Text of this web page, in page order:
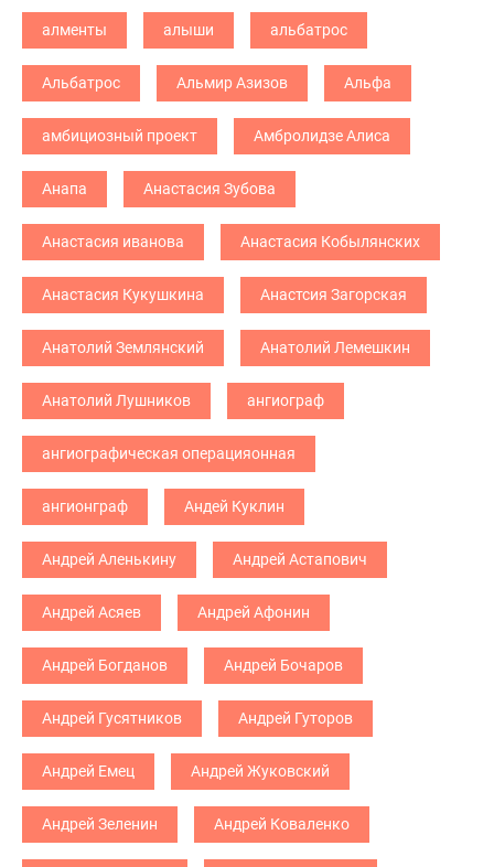
алменты алыши альбатрос
Альбатрос Альмир Азизов Альфа
амбициозный проект Амбролидзе Алиса
Анапа Анастасия Зубова
Анастасия иванова Анастасия Кобылянских
Анастасия Кукушкина Анастсия Загорская
Анатолий Землянский Анатолий Лемешкин
Анатолий Лушников ангиограф
ангиографическая операцияонная
ангионграф Андей Куклин
Андрей Аленькину Андрей Астапович
Андрей Асяев Андрей Афонин
Андрей Богданов Андрей Бочаров
Андрей Гусятников Андрей Гуторов
Андрей Емец Андрей Жуковский
Андрей Зеленин Андрей Коваленко